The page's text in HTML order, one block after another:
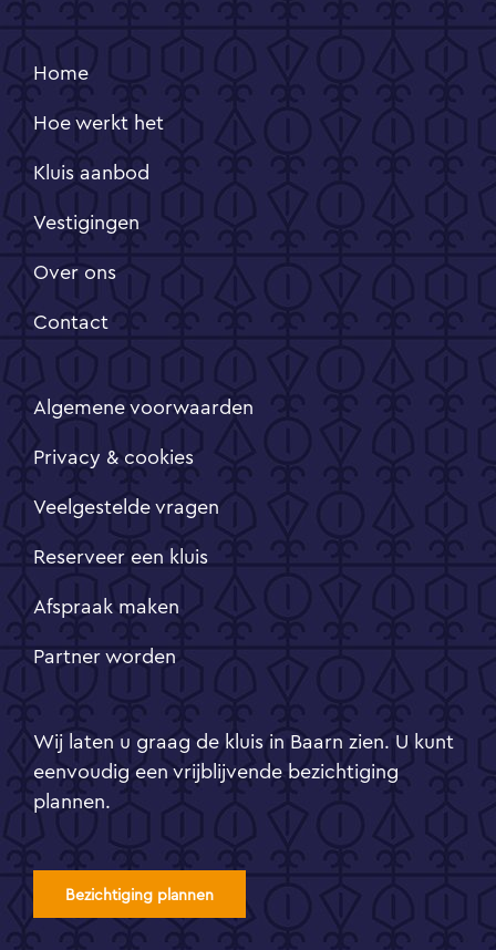
Home
Hoe werkt het
Kluis aanbod
Vestigingen
Over ons
Contact
Algemene voorwaarden
Privacy & cookies
Veelgestelde vragen
Reserveer een kluis
Afspraak maken
Partner worden
Wij laten u graag de kluis in Baarn zien. U kunt
eenvoudig een vrijblijvende bezichtiging
plannen.
Bezichtiging plannen